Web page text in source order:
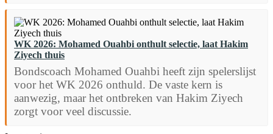
WK 2026: Mohamed Ouahbi onthult selectie, laat Hakim
Ziyech thuis
Bondscoach Mohamed Ouahbi heeft zijn spelerslijst
voor het WK 2026 onthuld. De vaste kern is
aanwezig, maar het ontbreken van Hakim Ziyech
zorgt voor veel discussie.